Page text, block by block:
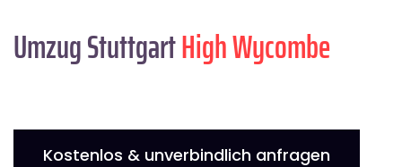
Umzug StuttgartHigh Wycombe
Kostenlos & unverbindlich anfragen